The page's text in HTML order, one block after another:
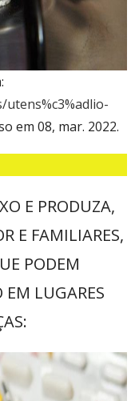
em 08, mar. 2022.
E PRODUZA,
E FAMILIARES,
PODEM
EM LUGARES